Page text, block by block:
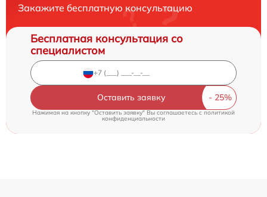
Закажите бесплатную консультацию
Бесплатная консультация со
специалистом
Оставить заявку
Нажимая на кнопку "Оставить заявку" Вы соглашаетесь cполитикой
конфиденциальности